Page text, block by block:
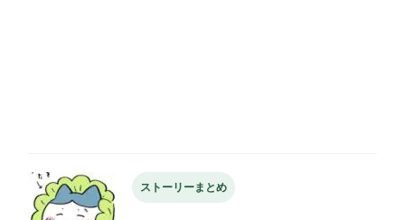
ストーリーまとめ